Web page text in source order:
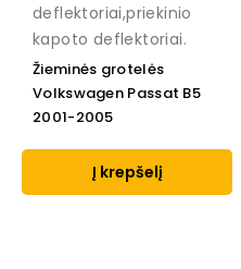
deflektoriai,priekinio
kapoto deflektoriai.
Žieminės grotelės
Volkswagen Passat B5
2001-2005
Į krepšelį